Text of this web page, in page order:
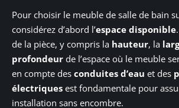
Pour choisir le meuble de salle de bain
considérez d’abord l’espace disponible
de la pièce, y compris la hauteur, la
profondeur de l’espace où le meuble
en compte des conduites d’eau et des
électriques est fondamentale pour
installation sans encombre.